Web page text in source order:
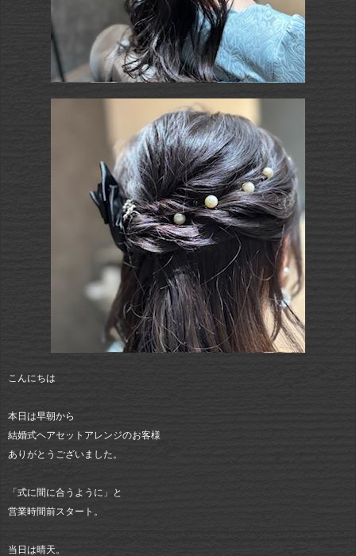
こんにちは
本日は早朝から
結婚式ヘアセットアレンジのお客様
ありがとうございました。
「式に間に合うように」と
営業時間前スタート。
当日は晴天。